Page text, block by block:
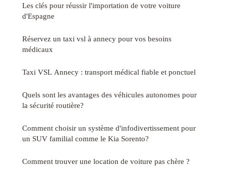
Les clés pour réussir l'importation de votre voiture
d'Espagne
Réservez un taxi vsl à annecy pour vos besoins
médicaux
Taxi VSL Annecy : transport médical fiable et ponctuel
Quels sont les avantages des véhicules autonomes pour
la sécurité routière?
Comment choisir un système d'infodivertissement pour
un SUV familial comme le Kia Sorento?
Comment trouver une location de voiture pas chère ?